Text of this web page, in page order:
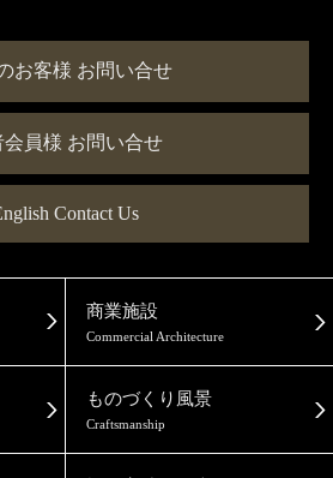
お客様 お問い合せ
会員様 お問い合せ
Contact Us
商業施設
Commercial Architecture
ものづくり風景
Craftsmanship